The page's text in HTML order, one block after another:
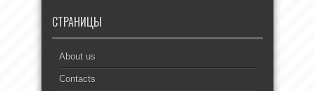
СТРАНИЦЫ
About us
Contacts